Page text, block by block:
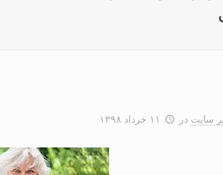
سایت در ۱۱ خرداد ۱۳۹۸